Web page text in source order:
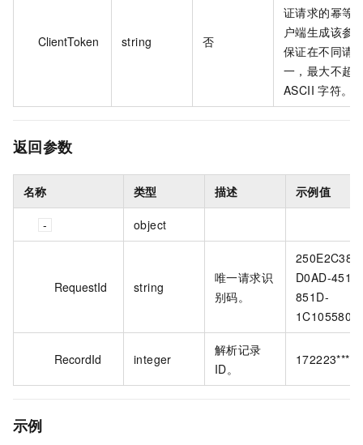
ClientToken string 否
证请求的幂等
户端生成该参
保证在不同请
一，最大不超
ASCII 字符。
返回参数
名称 类型 描述 示例值
object
RequestId string
唯一请求识
别码。
250E2C38-
D0AD-4518-
851D-
RecordId integer
解析记录
ID。
172223****
示例